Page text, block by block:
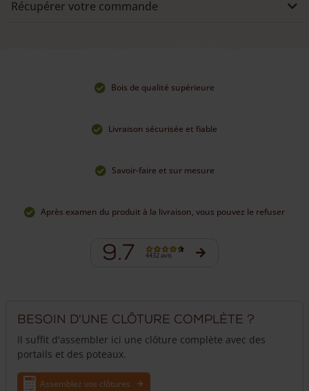
châtaignier fraisé avec manchon pointé
Nous vendons lesmanchons de solégalement séparément.
Récupérer votre commande
Bois de qualité supérieure
Livraison sécurisée et fiable
Savoir-faire et sur mesure
Après examen du produit à la livraison, vous pouvez le refuser
9.7 4432 avis
Besoin d'une clôture complète ?
Il suffit d'assembler ici une clôture complète avec des
portails et des poteaux.
Assemblez vos clôtures